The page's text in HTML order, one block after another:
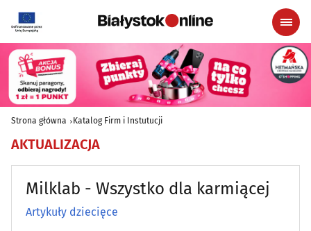
Strona główna Katalog Firm i Instutucji
AKTUALIZACJA
Milklab - Wszystko dla karmiącej
Artykuły dziecięce